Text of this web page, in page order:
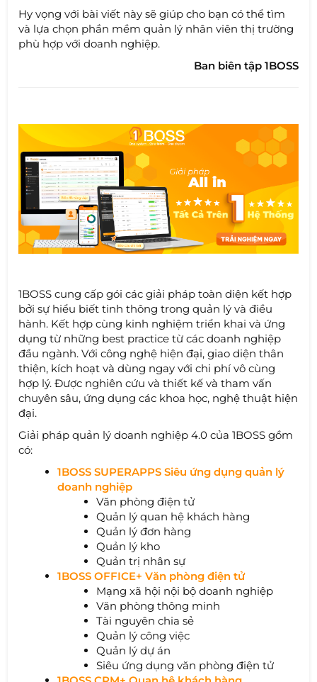
Hy vọng với bài viết này sẽ giúp cho bạn có thể tìm
và lựa chọn phần mềm quản lý nhân viên thị trường
phù hợp với doanh nghiệp.
Ban biên tập 1BOSS
1BOSS cung cấp gói các giải pháp toàn diện kết hợp
bởi sự hiểu biết tinh thông trong quản lý và điều
hành. Kết hợp cùng kinh nghiệm triển khai và ứng
dụng từ những best practice từ các doanh nghiệp
đầu ngành. Với công nghệ hiện đại, giao diện thân
thiện, kích hoạt và dùng ngay với chi phí vô cùng
hợp lý. Được nghiên cứu và thiết kế và tham vấn
chuyên sâu, ứng dụng các khoa học, nghệ thuật hiện
đại.
Giải pháp quản lý doanh nghiệp 4.0 của 1BOSS gồm
có:
1BOSS SUPERAPPS Siêu ứng dụng quản lý
doanh nghiệp
Văn phòng điện tử
Quản lý quan hệ khách hàng
Quản lý đơn hàng
Quản lý kho
Quản trị nhân sự
1BOSS OFFICE+ Văn phòng điện tử
Mạng xã hội nội bộ doanh nghiệp
Văn phòng thông minh
Tài nguyên chia sẻ
Quản lý công việc
Quản lý dự án
Siêu ứng dụng văn phòng điện tử